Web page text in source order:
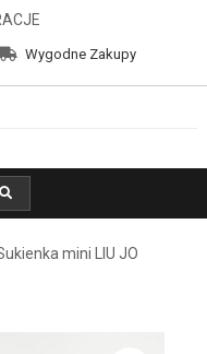
Wygodne Zakupy
mini LIU JO